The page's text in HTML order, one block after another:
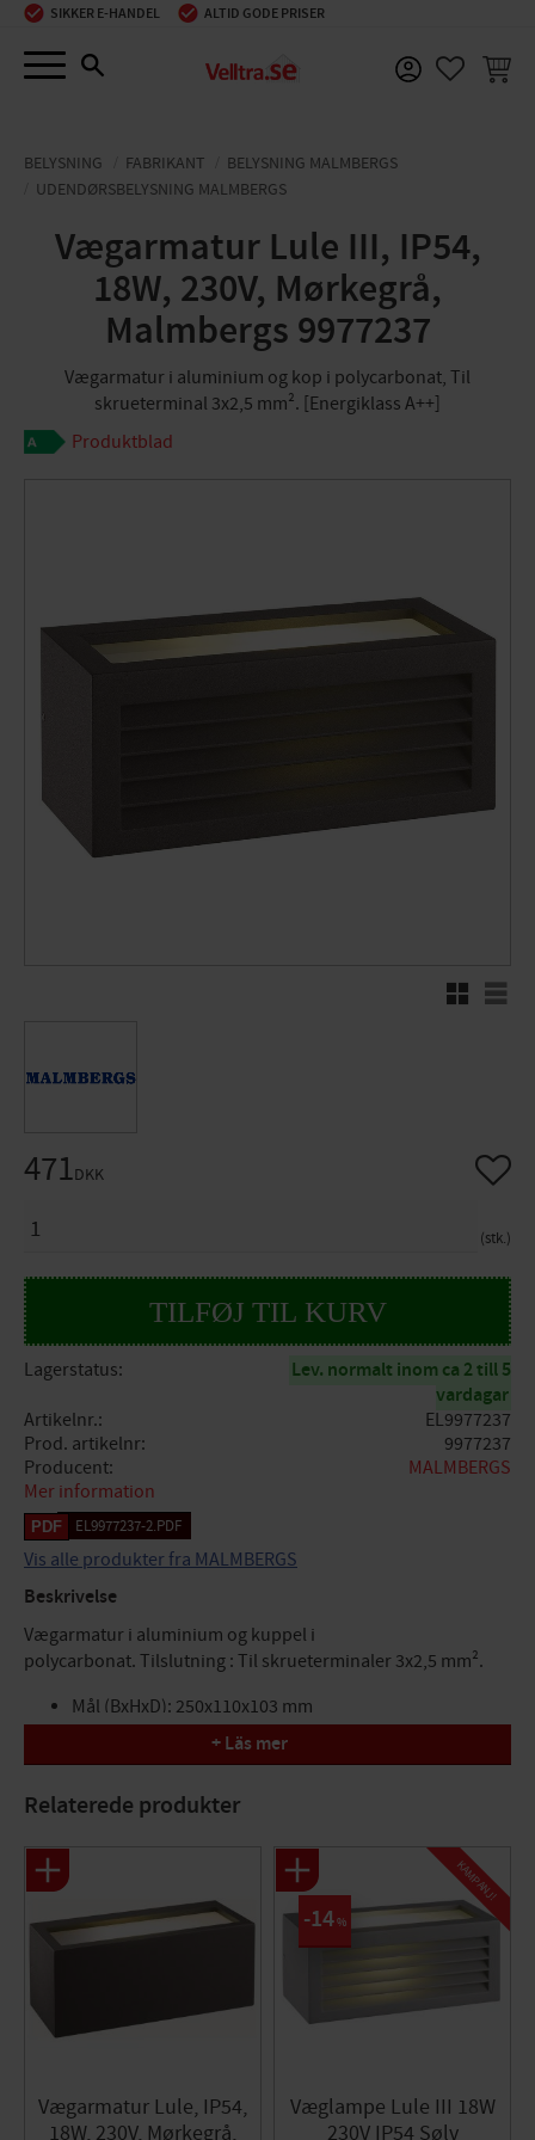
Menu
SIKKER E-HANDEL ALTID GODE PRISER
BELYSNING FABRIKANT
BELYSNING MALMBERGS
UDENDØRSBELYSNING MALMBERGS
Vægarmatur Lule III, IP54,
18W, 230V, Mørkegrå,
Malmbergs 9977237
Vægarmatur i aluminium og kop i polycarbonat, Til
skrueterminal 3x2,5 mm². [Energiklass A++]
Produktblad
RutenettListe
471DKK
stk.
Gem
Lagerstatus
Lev. normalt inom ca 2 till 5
vardagar
Artikelnr.
EL9977237
Prod. artikelnr
9977237
Producent
MALMBERGS
Mer information
EL9977237-2.PDF
Vis alle produkter fra MALMBERGS
Beskrivelse
Vægarmatur i aluminium og kuppel i
polycarbonat. Tilslutning : Til skrueterminaler 3x2,5 mm².
Mål (BxHxD): 250x110x103 mm
+ Läs mer
Relaterede produkter
Vægarmatur Lule, IP54,
18W, 230V, Mørkegrå,
Væglampe Lule III 18W
230V IP54 Sølv
14%
KAMPANJ!